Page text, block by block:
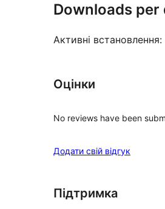
Downloads per
Активні встановлення:
Оцінки
No reviews have been
Додати свій відгук
Підтримка